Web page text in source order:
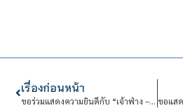
เรื่องก่อนหน้า
ขอร่วมแสดงความยินดีกับ “เจ้าฟ่าง – ธีรพงศ์ ศิลาชัย” ที่สามารถคว้าเหรียญเงิน